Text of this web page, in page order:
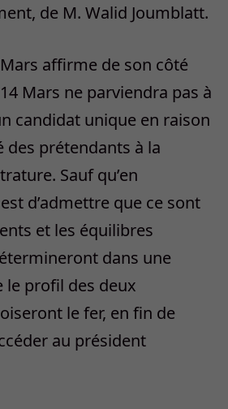
de M. Walid Joumblatt.
affirme de son côté
Mars ne parviendra pas à
candidat unique en raison
prétendants à la
Sauf qu’en
d’admettre que ce sont
et les équilibres
dans une
le profil des deux
le fer, en fin de
au président